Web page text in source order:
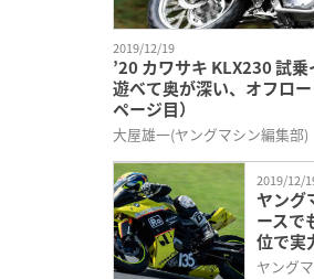
2019/12/19
’20 カワサキ KLX230 試乗インプレッション【手軽に
遊べて奥が深い、オフロ
ページ目）
大屋雄一(ヤングマシン編集部)
2019/12/
ヤング
ースで
位で実
目）
ヤング